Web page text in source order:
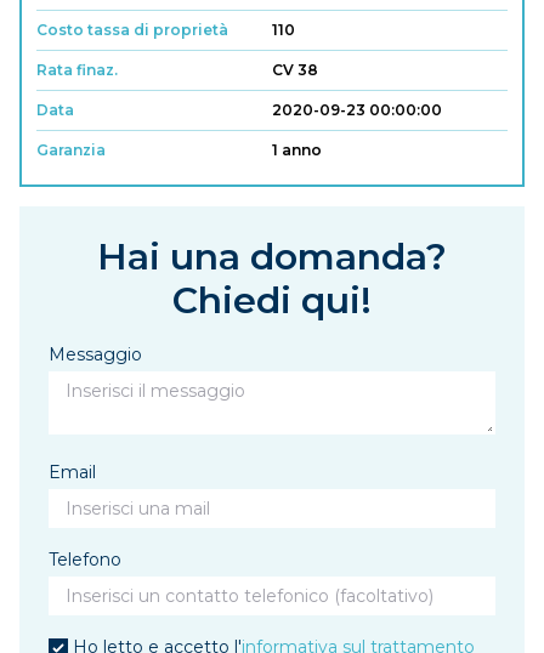
Costo tassa di proprietà 110
Rata finaz. CV 38
Data 2020-09-23 00:00:00
Garanzia 1 anno
Hai una domanda?
Chiedi qui!
Messaggio
Email
Telefono
Ho letto e accetto l'informativa sul trattamento